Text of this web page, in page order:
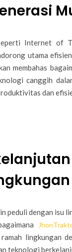
Internet of
utama
membahas
canggih
dan
peduli dengan isu
lingkungan
teknologi